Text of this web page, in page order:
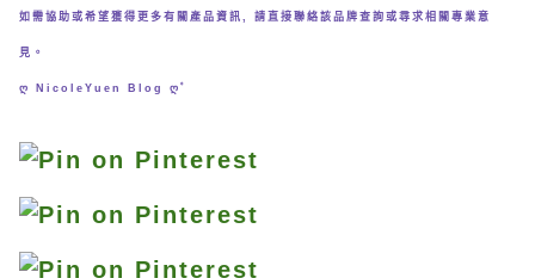
如需協助或希望獲得更多有關產品資訊, 請直接聯絡該品牌查詢或尋求相關專業意
見。
ღ NicoleYuen Blog ღﾟ